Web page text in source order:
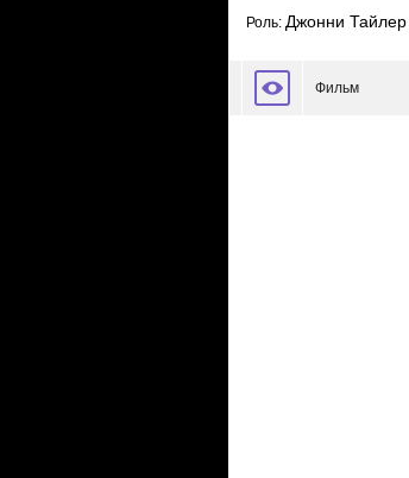
Роль: Джонни Тайлер
Фильм